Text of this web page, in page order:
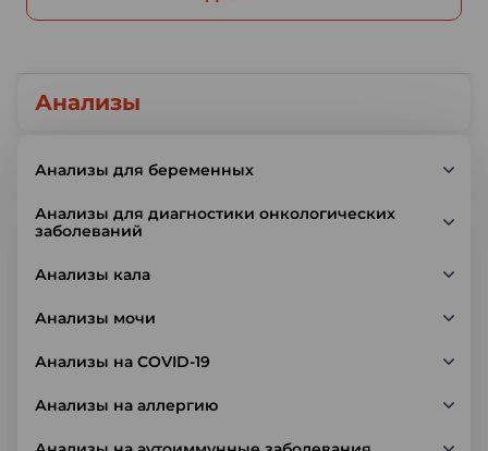
Анализы
Анализы для беременных
Анализы для диагностики онкологических
заболеваний
Анализы кала
Анализы мочи
Анализы на COVID-19
Анализы на аллергию